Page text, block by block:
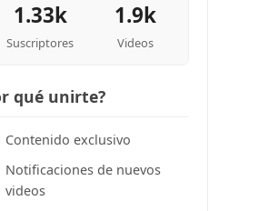
1.33k
Suscriptores
1.9k
Videos
qué unirte?
Contenido exclusivo
Notificaciones de nuevos
videos